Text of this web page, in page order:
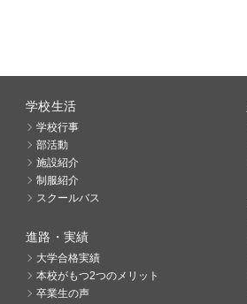
学校生活
学校行事
部活動
施設紹介
制服紹介
スクールバス
進路・実績
大学合格実績
本校がもつ2つのメリット
卒業生の声